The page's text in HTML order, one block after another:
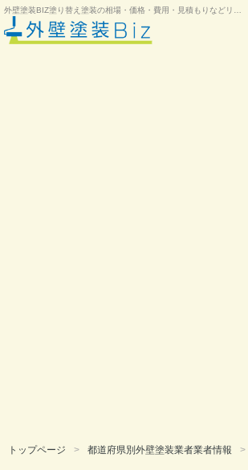
外壁塗装BIZ塗り替え塗装の相場・価格・費用・見積もりなどリフォーム情報を紹介
トップページ 都道府県別外壁塗装業者業者情報